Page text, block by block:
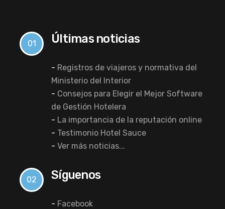
01 Últimas noticias
- Registros de viajeros y normativa del
Ministerio del Interior
- Consejos para Elegir el Mejor Software
de Gestión Hotelera
- La importancia de la reputación online
- Testimonio Hotel Sauce
- Ver más noticias...
02 Síguenos
- Facebook